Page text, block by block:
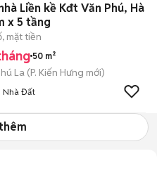
Liền kề Kđt Văn Phú, Hà
x 5 tầng
mặt tiền
50 m²
La (P. Kiến Hưng mới)
Nhà Đất